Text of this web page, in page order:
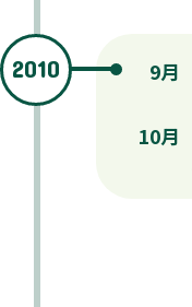
2010 9月
10月